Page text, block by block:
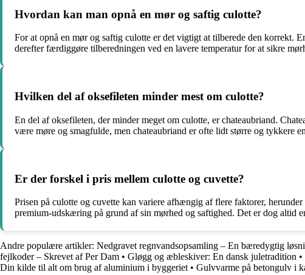
Hvordan kan man opnå en mør og saftig culotte?
For at opnå en mør og saftig culotte er det vigtigt at tilberede den korrekt.
derefter færdiggøre tilberedningen ved en lavere temperatur for at sikre
Hvilken del af oksefileten minder mest om culotte?
En del af oksefileten, der minder meget om culotte, er chateaubriand.
være møre og smagfulde, men chateaubriand er ofte lidt større og tykkere
Er der forskel i pris mellem culotte og cuvette?
Prisen på culotte og cuvette kan variere afhængig af flere faktorer,
premium-udskæring på grund af sin mørhed og saftighed. Det er dog altid
Andre populære artikler: Nedgravet regnvandsopsamling – En bæredygtig
fejlkoder – Skrevet af Per Dam • Gløgg og æbleskiver: En dansk juletradition •
Din kilde til alt om brug af aluminium i byggeriet • Gulvvarme på betongulv i